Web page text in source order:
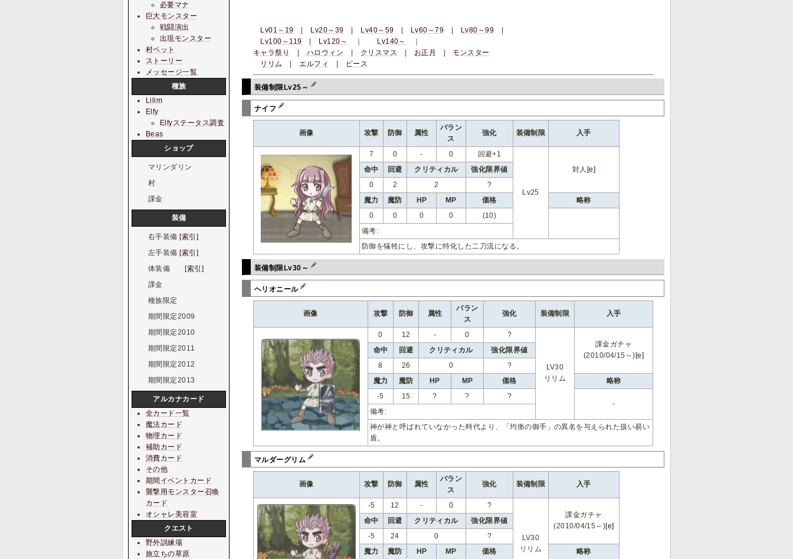
Lv01～19 | Lv20～39 | Lv40～59 | Lv60～79 | Lv80～99 |
Lv100～119 | Lv120～ ｜ Lv140～
｜
キャラ祭り
| ハロウィン | クリスマス | お正月 | モンスター
リリム
| エルフィ | ビース
装備制限Lv25～
ナイフ
画像 攻撃 防御 属性
バラン
ス
強化 装備制限 入手
7 0 - 0 回避+1
Lv25
対人 [e]
命中 回避 クリティカル
強化限界値
0
2 2
?
魔力
魔防 HP MP 価格
略称
0
0 0 0
(10)
備考:
防御を犠牲にし、攻撃に特化した二刀流になる。
装備制限Lv30～
ヘリオニール
画像 攻撃 防御 属性
バラン
ス
強化 装備制限 入手
0 12 - 0 ?
LV30
リリム
課金ガチャ
(2010/04/15～)[e]
命中 回避 クリティカル
強化限界値
8
26 0
?
魔力
魔防 HP MP 価格
略称
-5
15 ? ?
?
-
備考:
神が神と呼ばれていなかった時代より、「均衡の御手」の異名を与えられた扱い易い
盾。
マルダーグリム
画像 攻撃 防御 属性
バラン
ス
強化 装備制限 入手
-5 12 - 0 ?
LV30
リリム
課金ガチャ
(2010/04/15～)[e]
命中 回避 クリティカル
強化限界値
-5
24 0
?
魔力
魔防 HP MP 価格
略称
必要マナ
巨大モンスター
戦闘演出
出現モンスター
村ペット
ストーリー
メッセージ一覧
種族
Lilim
Elfy
Elfyステータス調査
Beas
ショップ
マリンダリン
村
課金
装備
右手装備 [索引]
左手装備 [索引]
体装備
[索引]
課金
種族限定
期間限定2009
期間限定2010
期間限定2011
期間限定2012
期間限定2013
アルカナカード
全カード一覧
魔法カード
物理カード
補助カード
消費カード
その他
期間イベントカード
襲撃用モンスター召喚
カード
オシャレ美容室
クエスト
野外訓練場
旅立ちの草原